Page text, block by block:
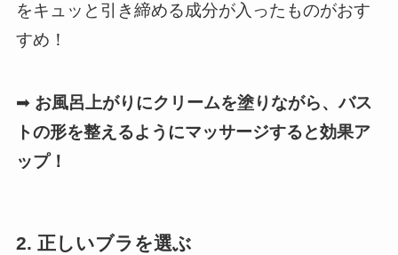
をキュッと引き締める成分が入ったものがおす
すめ！
➡ お風呂上がりにクリームを塗りながら、バス
トの形を整えるようにマッサージすると効果ア
ップ！
2. 正しいブラを選ぶ